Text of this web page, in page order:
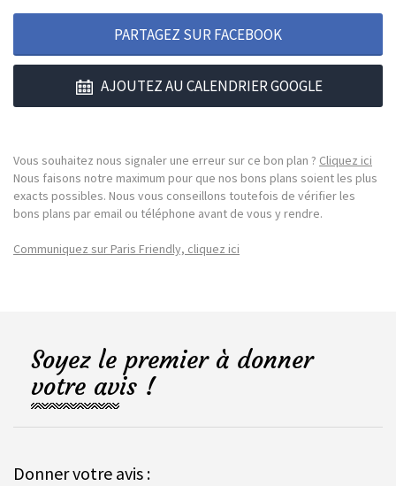
PARTAGEZ SUR FACEBOOK
AJOUTEZ AU CALENDRIER GOOGLE
Vous souhaitez nous signaler une erreur sur ce bon plan ? Cliquez ici
Nous faisons notre maximum pour que nos bons plans soient les plus
exacts possibles. Nous vous conseillons toutefois de vérifier les
bons plans par email ou téléphone avant de vous y rendre.
Communiquez sur Paris Friendly, cliquez ici
Soyez le premier à donner
votre avis !
Donner votre avis :